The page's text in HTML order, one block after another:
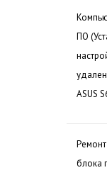
ПО
ASUS
блока